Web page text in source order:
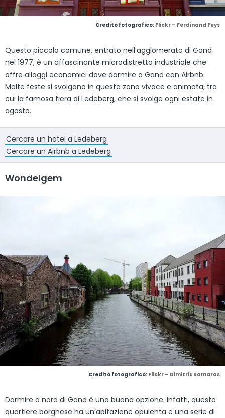
Credito fotografico: Flickr – Ferdinand Feys
Questo piccolo comune, entrato nell’agglomerato di Gand
nel 1977, è un affascinante microdistretto industriale che
offre alloggi economici dove dormire a Gand con Airbnb.
Molte feste si svolgono in questa zona vivace e animata, tra
cui la famosa fiera di Ledeberg, che si svolge ogni estate in
agosto.
Cercare un hotel a Ledeberg
Cercare un Airbnb a Ledeberg
Wondelgem
Credito fotografico: Flickr – Dimitris Kamaras
Dormire a nord di Gand è una buona opzione. Infatti, questo
quartiere borghese ha un’abitazione opulenta e una serie di